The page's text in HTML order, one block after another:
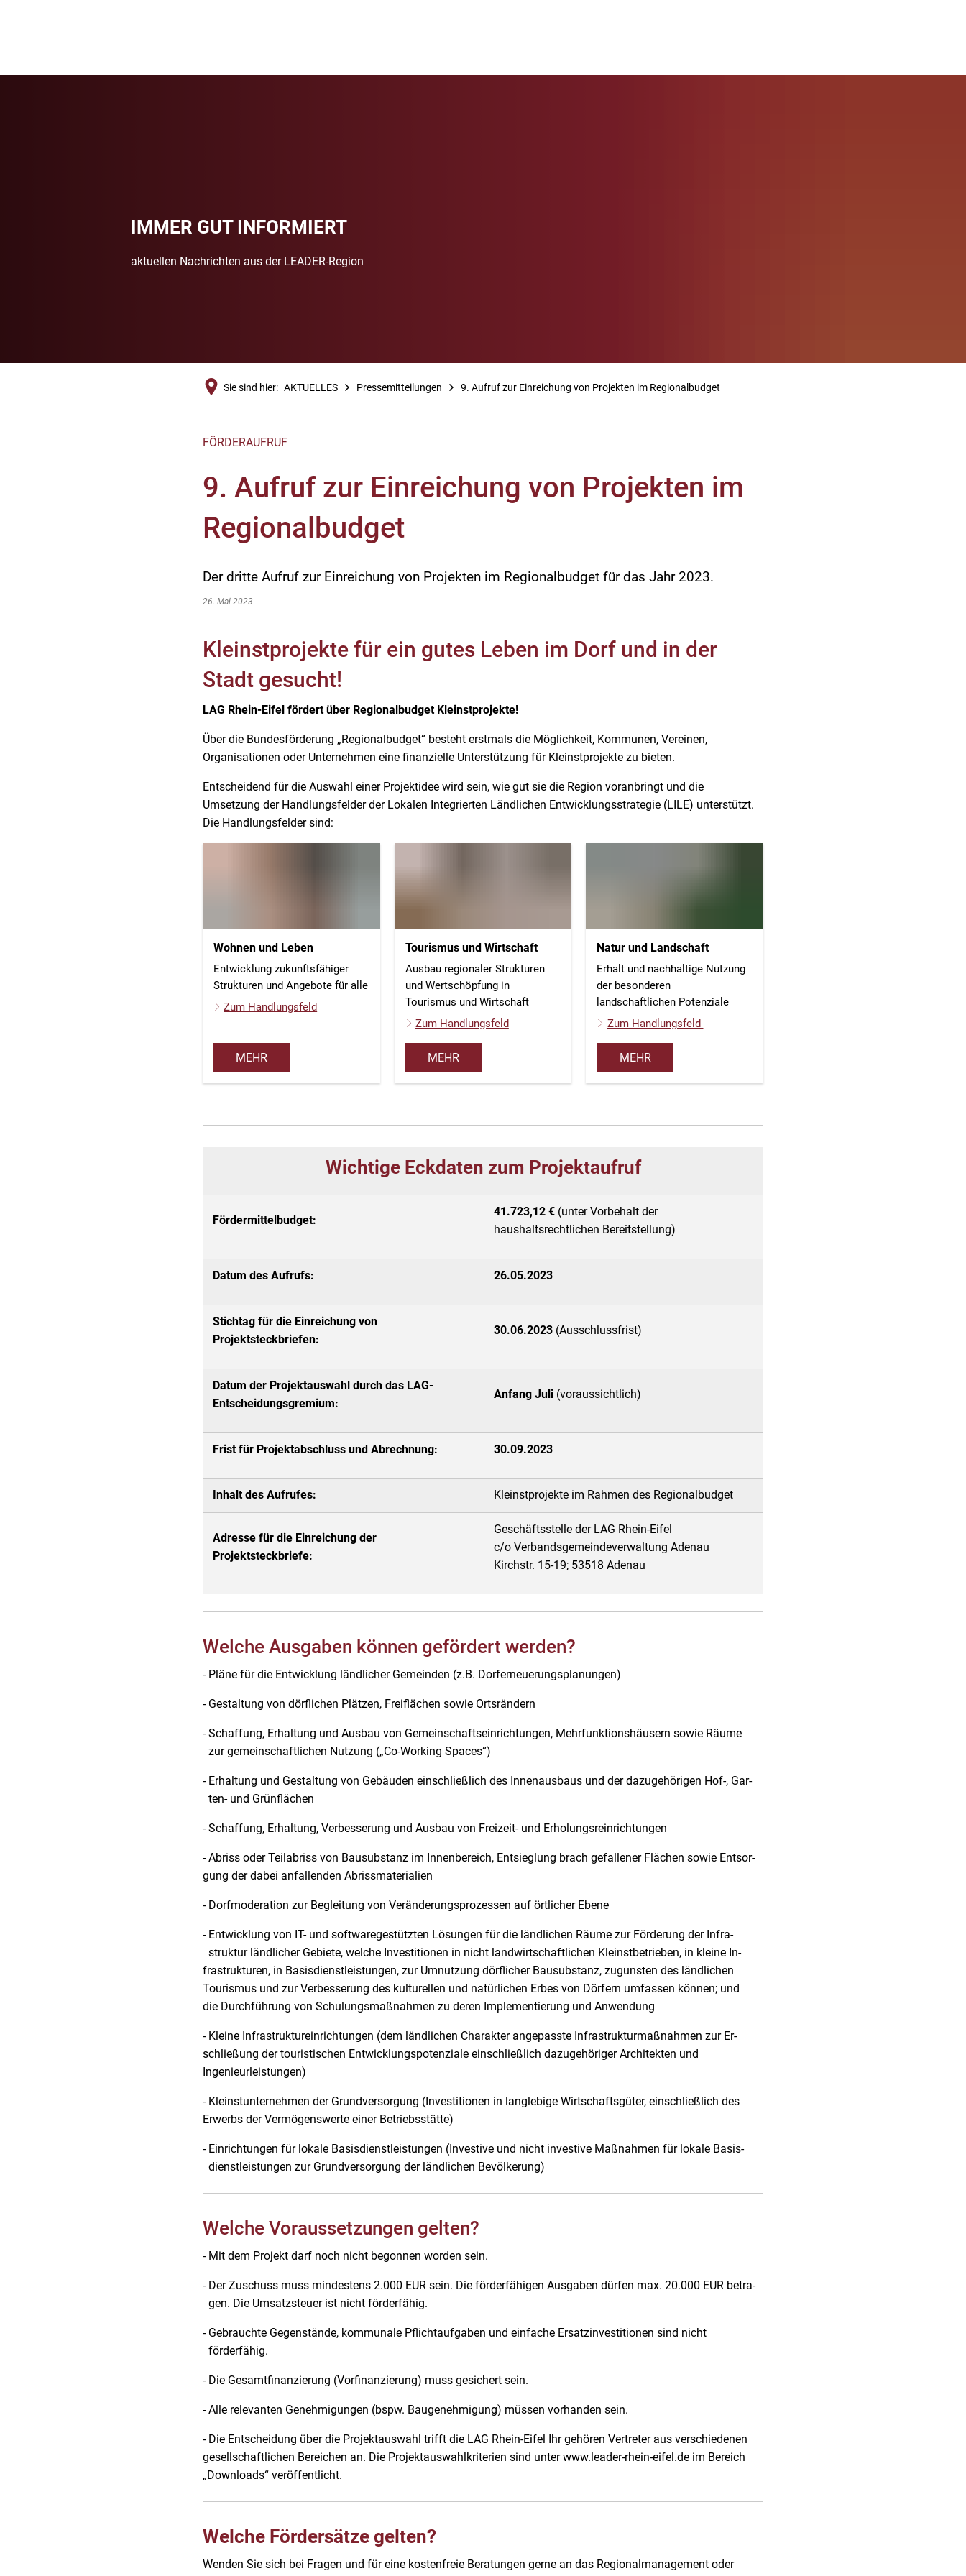
IMMER GUT INFORMIERT
aktuellen Nachrichten aus der LEADER-Region
Sie sind hier: AKTUELLES Pressemitteilungen 9. Aufruf zur Einreichung von Projekten im Regionalbudget
FÖRDERAUFRUF
9. Aufruf zur Einreichung von Projekten im
Regionalbudget
Der dritte Aufruf zur Einreichung von Projekten im Regionalbudget für das Jahr 2023.
26. Mai 2023
Kleinstprojekte für ein gutes Leben im Dorf und in der
Stadt gesucht!
LAG Rhein-Eifel fördert über Regionalbudget Kleinstprojekte!
Über die Bundesförderung „Regionalbudget“ besteht erstmals die Möglichkeit, Kommunen, Vereinen,
Organisationen oder Unternehmen eine finanzielle Unterstützung für Kleinstprojekte zu bieten.
Entscheidend für die Auswahl einer Projektidee wird sein, wie gut sie die Region voranbringt und die
Umsetzung der Handlungsfelder der Lokalen Integrierten Ländlichen Entwicklungsstrategie (LILE) unterstützt.
Die Handlungsfelder sind:
Wohnen und Leben
Entwicklung zukunftsfähiger
Strukturen und Angebote für alle
Zum Handlungsfeld
MEHR
Tourismus und Wirtschaft
Ausbau regionaler Strukturen
und Wertschöpfung in
Tourismus und Wirtschaft
Zum Handlungsfeld
MEHR
Natur und Landschaft
Erhalt und nachhaltige Nutzung
der besonderen
landschaftlichen Potenziale
Zum Handlungsfeld
MEHR
Wichtige Eckdaten zum Projektaufruf
Fördermittelbudget:
41.723,12 € (unter Vorbehalt der
haushaltsrechtlichen Bereitstellung)
Datum des Aufrufs: 26.05.2023
Stichtag für die Einreichung von
Projektsteckbriefen:
30.06.2023 (Ausschlussfrist)
Datum der Projektauswahl durch das LAG-
Entscheidungsgremium:
Anfang Juli (voraussichtlich)
Frist für Projektabschluss und Abrechnung: 30.09.2023
Inhalt des Aufrufes: Kleinstprojekte im Rahmen des Regionalbudget
Adresse für die Einreichung der
Projektsteckbriefe:
Geschäftsstelle der LAG Rhein-Eifel
c/o Verbandsgemeindeverwaltung Adenau
Kirchstr. 15-19; 53518 Adenau
Welche Ausgaben können gefördert werden?
- Pläne für die Entwicklung ländlicher Gemeinden (z.B. Dorferneuerungsplanungen)
- Gestaltung von dörflichen Plätzen, Freiflächen sowie Ortsrändern
- Schaffung, Erhaltung und Ausbau von Gemeinschaftseinrichtungen, Mehrfunktionshäusern sowie Räume
zur gemeinschaftlichen Nutzung („Co-Working Spaces“)
- Erhaltung und Gestaltung von Gebäuden einschließlich des Innenausbaus und der dazugehörigen Hof-, Gar-
ten- und Grünflächen
- Schaffung, Erhaltung, Verbesserung und Ausbau von Freizeit- und Erholungsreinrichtungen
- Abriss oder Teilabriss von Bausubstanz im Innenbereich, Entsieglung brach gefallener Flächen sowie Entsor-
gung der dabei anfallenden Abrissmaterialien
- Dorfmoderation zur Begleitung von Veränderungsprozessen auf örtlicher Ebene
- Entwicklung von IT- und softwaregestützten Lösungen für die ländlichen Räume zur Förderung der Infra-
struktur ländlicher Gebiete, welche Investitionen in nicht landwirtschaftlichen Kleinstbetrieben, in kleine In-
frastrukturen, in Basisdienstleistungen, zur Umnutzung dörflicher Bausubstanz, zugunsten des ländlichen
Tourismus und zur Verbesserung des kulturellen und natürlichen Erbes von Dörfern umfassen können; und
die Durchführung von Schulungsmaßnahmen zu deren Implementierung und Anwendung
- Kleine Infrastruktureinrichtungen (dem ländlichen Charakter angepasste Infrastrukturmaßnahmen zur Er-
schließung der touristischen Entwicklungspotenziale einschließlich dazugehöriger Architekten und
Ingenieurleistungen)
- Kleinstunternehmen der Grundversorgung (Investitionen in langlebige Wirtschaftsgüter, einschließlich des
Erwerbs der Vermögenswerte einer Betriebsstätte)
- Einrichtungen für lokale Basisdienstleistungen (Investive und nicht investive Maßnahmen für lokale Basis-
dienstleistungen zur Grundversorgung der ländlichen Bevölkerung)
Welche Voraussetzungen gelten?
- Mit dem Projekt darf noch nicht begonnen worden sein.
- Der Zuschuss muss mindestens 2.000 EUR sein. Die förderfähigen Ausgaben dürfen max. 20.000 EUR betra-
gen. Die Umsatzsteuer ist nicht förderfähig.
- Gebrauchte Gegenstände, kommunale Pflichtaufgaben und einfache Ersatzinvestitionen sind nicht
förderfähig.
- Die Gesamtfinanzierung (Vorfinanzierung) muss gesichert sein.
- Alle relevanten Genehmigungen (bspw. Baugenehmigung) müssen vorhanden sein.
- Die Entscheidung über die Projektauswahl trifft die LAG Rhein-Eifel Ihr gehören Vertreter aus verschiedenen
gesellschaftlichen Bereichen an. Die Projektauswahlkriterien sind unter www.leader-rhein-eifel.de im Bereich
„Downloads“ veröffentlicht.
Welche Fördersätze gelten?
Wenden Sie sich bei Fragen und für eine kostenfreie Beratungen gerne an das Regionalmanagement oder